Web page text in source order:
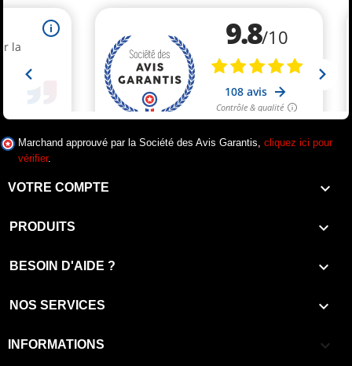
Marchand approuvé par la Société des Avis Garantis, cliquez ici pour
vérifier.
VOTRE COMPTE 
PRODUITS 
BESOIN D'AIDE ? 
NOS SERVICES 
INFORMATIONS keyboard_arrow_down